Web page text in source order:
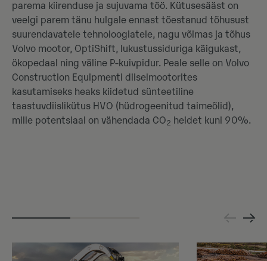
parema kiirenduse ja sujuvama töö. Kütusesääst on
veelgi parem tänu hulgale ennast tõestanud tõhusust
suurendavatele tehnoloogiatele, nagu võimas ja tõhus
Volvo mootor, OptiShift, lukustussiduriga käigukast,
ökopedaal ning väline P-kuivpidur. Peale selle on Volvo
Construction Equipmenti diiselmootorites
kasutamiseks heaks kiidetud sünteetiline
taastuvdiislikütus HVO (hüdrogeenitud taimeõlid),
mille potentsiaal on vähendada CO2 heidet kuni 90%.